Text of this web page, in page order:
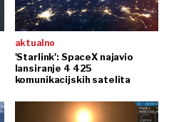
aktualno
'Starlink': SpaceX najavio
lansiranje 4 425
komunikacijskih satelita